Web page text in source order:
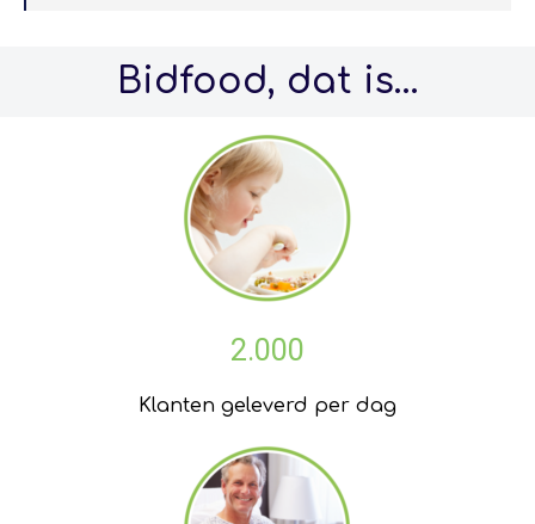
Bidfood, dat is…
2.000
Klanten geleverd per dag